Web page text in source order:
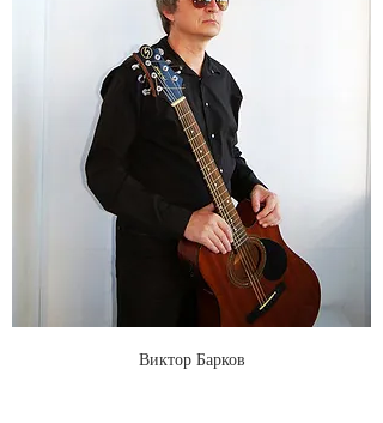
Виктор Барков